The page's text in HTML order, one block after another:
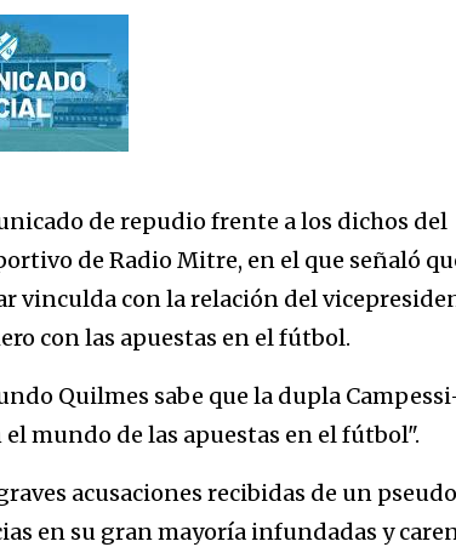
de repudio frente a los dichos del
de Radio Mitre, en el que señaló
vinculda con la relación del
con las apuestas en el fútbol.
Quilmes sabe que la dupla
mundo de las apuestas en el fútbol".
acusaciones recibidas de un pseudo
en su gran mayoría infundadas y